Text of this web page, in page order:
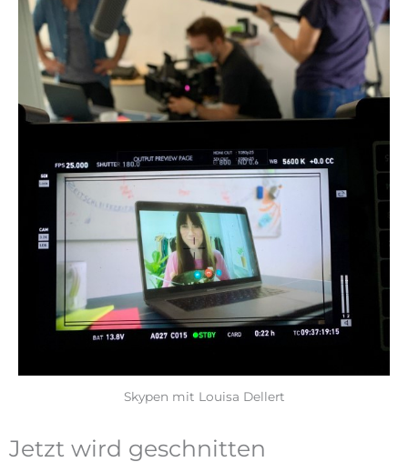
Skypen mit Louisa Dellert
Jetzt wird geschnitten